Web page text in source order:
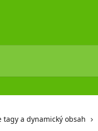
tagy a dynamický obsah